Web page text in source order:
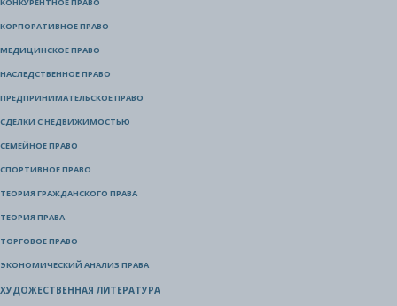
КОРПОРАТИВНОЕ ПРАВО
МЕДИЦИНСКОЕ ПРАВО
НАСЛЕДСТВЕННОЕ ПРАВО
ПРЕДПРИНИМАТЕЛЬСКОЕ ПРАВО
СДЕЛКИ С НЕДВИЖИМОСТЬЮ
СЕМЕЙНОЕ ПРАВО
СПОРТИВНОЕ ПРАВО
ТЕОРИЯ ГРАЖДАНСКОГО ПРАВА
ТЕОРИЯ ПРАВА
ТОРГОВОЕ ПРАВО
ЭКОНОМИЧЕСКИЙ АНАЛИЗ ПРАВА
ХУДОЖЕСТВЕННАЯ ЛИТЕРАТУРА